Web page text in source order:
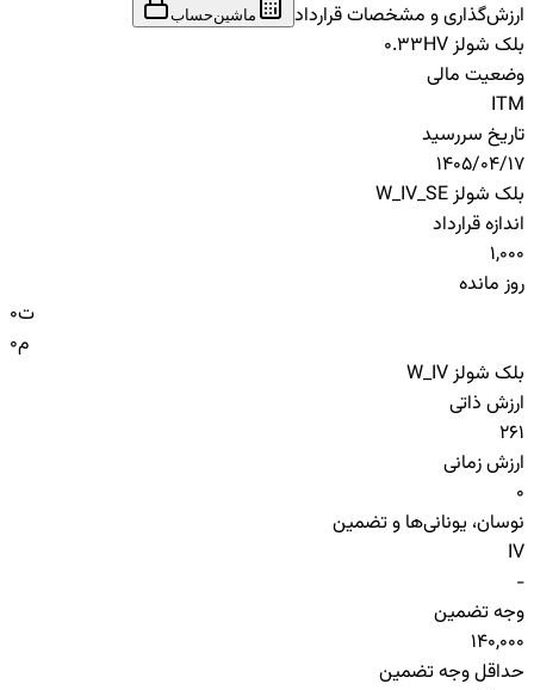
ارزش‌گذاری و مشخصات قرارداد
ماشین‌حساب
بلک شولز HV
0.33
وضعیت مالی
ITM
تاریخ سررسید
1405/04/17
بلک شولز W_IV_SE
اندازه قرارداد
1,000
روز مانده
0ت
0م
بلک شولز W_IV
ارزش ذاتی
261
ارزش زمانی
0
نوسان، یونانی‌ها و تضمین
IV
-
وجه تضمین
140,000
حداقل وجه تضمین